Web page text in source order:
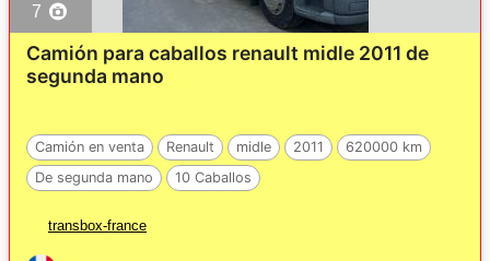
7
Camión para caballos renault midle 2011 de
segunda mano
Camión en venta Renault midle 2011
620000 km
De segunda mano
10 Caballos
transbox-france